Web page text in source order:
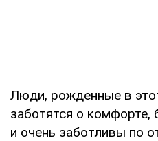
Люди, рожденные в
заботятся о комфорте,
и очень заботливы по